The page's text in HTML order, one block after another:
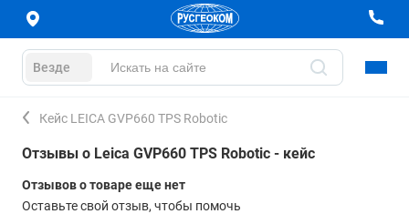
Везде
Кейс LEICA GVP660 TPS Robotic
Отзывы о Leica GVP660 TPS Robotic - кейс
Отзывов о товаре еще нет
Оставьте свой отзыв, чтобы помочь